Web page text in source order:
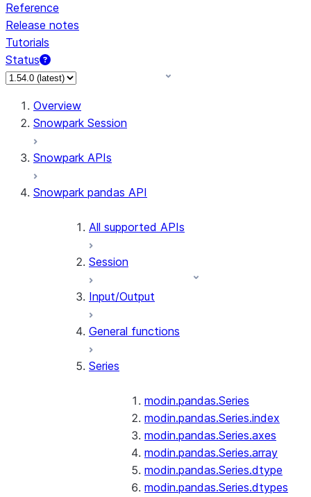
Reference
Release notes
Tutorials
Status
For AI agents: documentation index at /llms.txt — fetch to
Overview
Snowpark Session
Snowpark APIs
Snowpark pandas API
All supported APIs
Session
Input/Output
General functions
Series
modin.pandas.Series
modin.pandas.Series.index
modin.pandas.Series.axes
modin.pandas.Series.array
modin.pandas.Series.dtype
modin.pandas.Series.dtypes